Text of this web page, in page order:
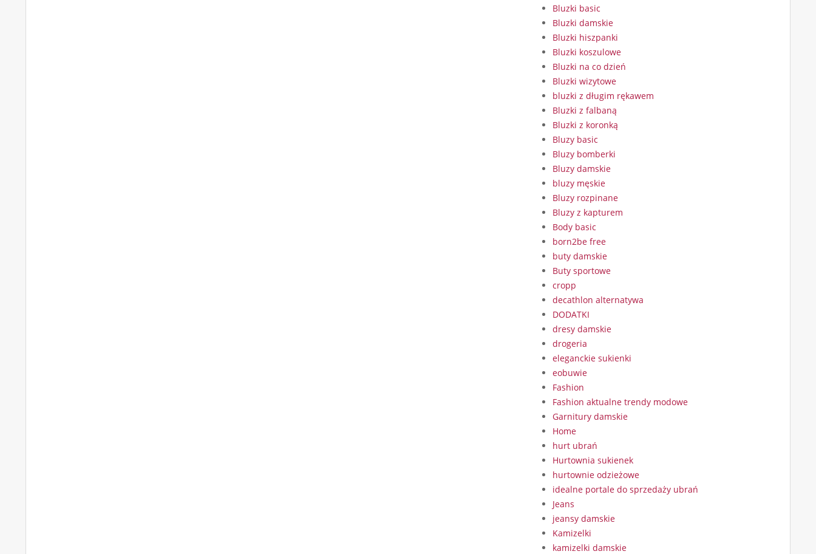
Bluzki basic
Bluzki damskie
Bluzki hiszpanki
Bluzki koszulowe
Bluzki na co dzień
Bluzki wizytowe
bluzki z długim rękawem
Bluzki z falbaną
Bluzki z koronką
Bluzy basic
Bluzy bomberki
Bluzy damskie
bluzy męskie
Bluzy rozpinane
Bluzy z kapturem
Body basic
born2be free
buty damskie
Buty sportowe
cropp
decathlon alternatywa
DODATKI
dresy damskie
drogeria
eleganckie sukienki
eobuwie
Fashion
Fashion aktualne trendy modowe
Garnitury damskie
Home
hurt ubrań
Hurtownia sukienek
hurtownie odzieżowe
idealne portale do sprzedaży ubrań
Jeans
jeansy damskie
Kamizelki
kamizelki damskie